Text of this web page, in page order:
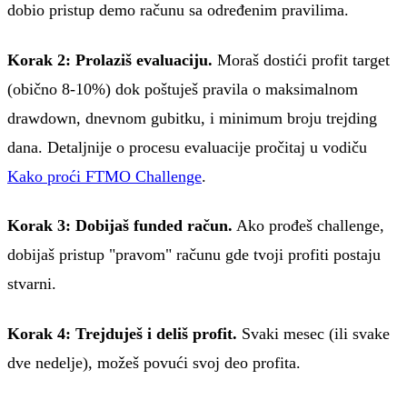
dobio pristup demo računu sa određenim pravilima.
Korak 2: Prolaziš evaluaciju. Moraš dostići profit target
(obično 8-10%) dok poštuješ pravila o maksimalnom
drawdown, dnevnom gubitku, i minimum broju trejding
dana. Detaljnije o procesu evaluacije pročitaj u vodiču
Kako proći FTMO Challenge.
Korak 3: Dobijaš funded račun. Ako prođeš challenge,
dobijaš pristup "pravom" računu gde tvoji profiti postaju
stvarni.
Korak 4: Trejduješ i deliš profit. Svaki mesec (ili svake
dve nedelje), možeš povući svoj deo profita.